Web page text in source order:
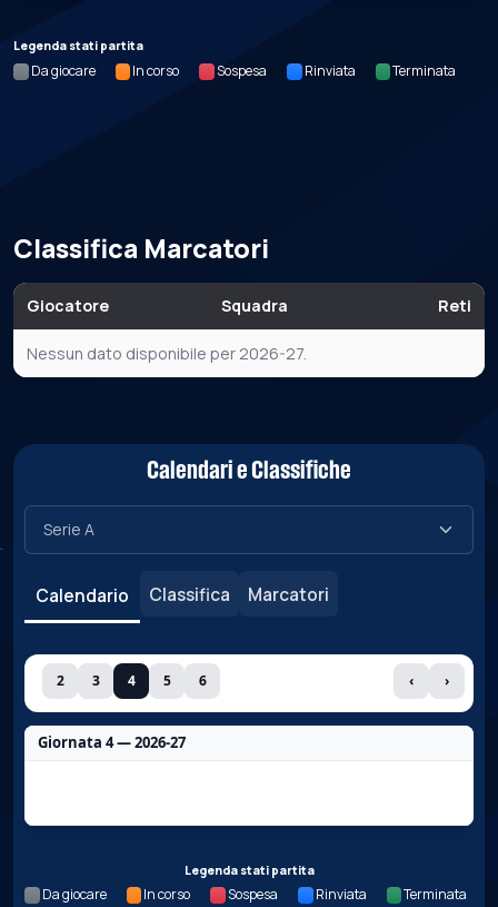
Legenda stati partita
Da giocare In corso Sospesa Rinviata Terminata
Classifica Marcatori
Giocatore Squadra Reti
Nessun dato disponibile per 2026-27.
Calendari e Classifiche
Calendario Classifica Marcatori
2 3 4 5 6 ‹ ›
Giornata 4 — 2026-27
Legenda stati partita
Da giocare In corso Sospesa Rinviata Terminata